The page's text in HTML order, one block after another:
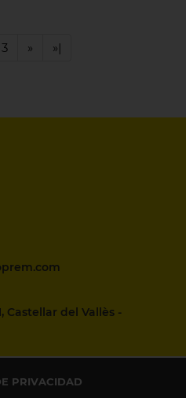
3 » »|
Castellar del Vallès -
PRIVACIDAD